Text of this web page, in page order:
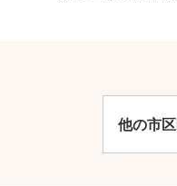
他の市